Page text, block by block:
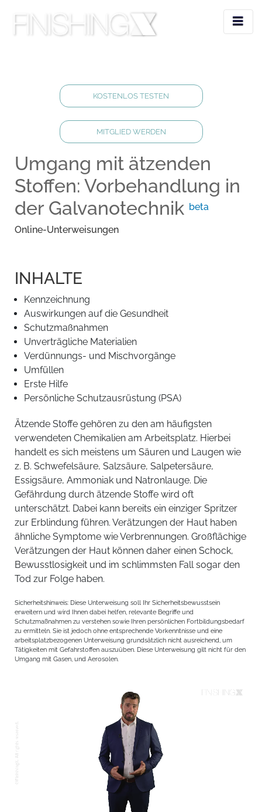
KOSTENLOS TESTEN
MITGLIED WERDEN
Umgang mit ätzenden
Stoffen: Vorbehandlung in
der Galvanotechnik beta
Online-Unterweisungen
INHALTE
Kennzeichnung
Auswirkungen auf die Gesundheit
Schutzmaßnahmen
Unverträgliche Materialien
Verdünnungs- und Mischvorgänge
Umfüllen
Erste Hilfe
Persönliche Schutzausrüstung (PSA)
Ätzende Stoffe gehören zu den am häufigsten
verwendeten Chemikalien am Arbeitsplatz. Hierbei
handelt es sich meistens um Säuren und Laugen wie
z. B. Schwefelsäure, Salzsäure, Salpetersäure,
Essigsäure, Ammoniak und Natronlauge. Die
Gefährdung durch ätzende Stoffe wird oft
unterschätzt. Dabei kann bereits ein einziger Spritzer
zur Erblindung führen. Verätzungen der Haut haben
ähnliche Symptome wie Verbrennungen. Großflächige
Verätzungen der Haut können daher einen Schock,
Bewusstlosigkeit und im schlimmsten Fall sogar den
Tod zur Folge haben.
Sicherheitshinweis: Diese Unterweisung soll Ihr Sicherheitsbewusstsein
erweitern und wird Ihnen dabei helfen, relevante Begriffe und
Schutzmaßnahmen zu verstehen sowie Ihren persönlichen Fortbildungsbedarf
zu ermitteln. Sie ist jedoch ohne entsprechende Vorkenntnisse und eine
arbeitsplatzbezogenen Unterweisung grundsätzlich nicht ausreichend, um
Tätigkeiten mit Gefahrstoffen auszuüben. Diese Unterweisung gilt nicht für den
Umgang mit Gasen, und Aerosolen.